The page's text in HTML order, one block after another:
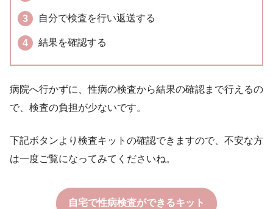
自分で検査を行い返送する
結果を確認する
病院へ行かずに、性病の検査から結果の確認まで行えるの
で、検査の負担が少ないです。
下記ボタンより検査キットの確認できますので、不安な方
は一度ご覧になってみてくださいね。
自宅で性病検査ができるキット